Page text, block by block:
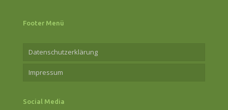
Footer Menü
Datenschutzerklärung
Impressum
Social Media